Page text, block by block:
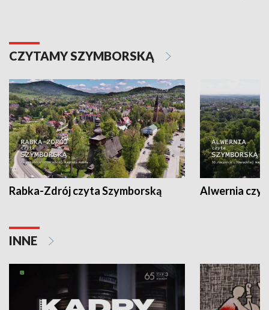
CZYTAMY SZYMBORSKĄ
Rabka-Zdrój czyta Szymborską Alwernia
INNE